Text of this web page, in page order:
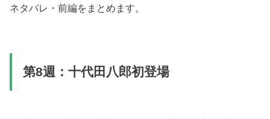
ネタバレ・前編をまとめます。
第8週：十代田八郎初登場